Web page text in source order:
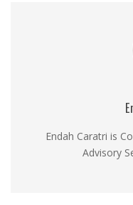
Endah Caratri is
Advisory